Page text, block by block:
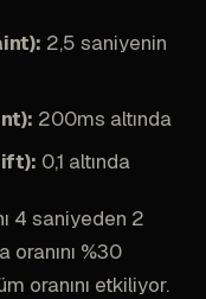
2,5 saniyenin
200ms altında
0,1 altında
4 saniyeden 2
%30
oranını etkiliyor.